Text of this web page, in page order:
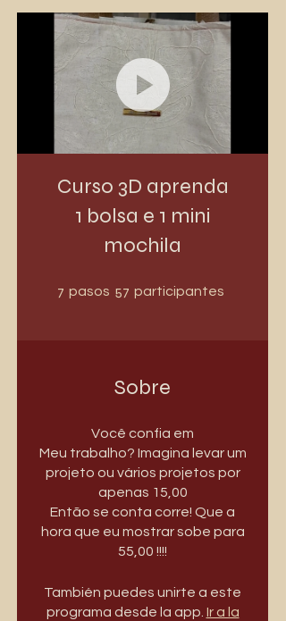
Curso 3D aprenda
1 bolsa e 1 mini
mochila
7 pasos 7 pasos
57 participantes
Sobre
Você confia em
Meu trabalho? Imagina levar um
projeto ou vários projetos por
apenas 15,00
Então se conta corre! Que a
hora que eu mostrar sobe para
55,00 !!!!
También puedes unirte a este
programa desde la app. Ir a la